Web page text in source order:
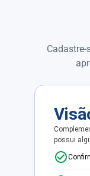
possui